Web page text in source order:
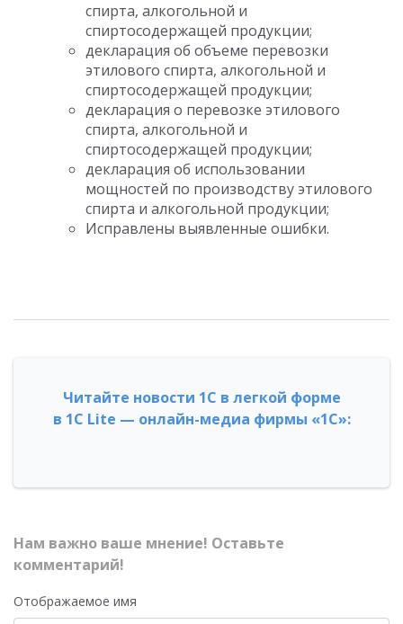
спирта, алкогольной и
спиртосодержащей продукции;
декларация об объеме перевозки
этилового спирта, алкогольной и
спиртосодержащей продукции;
декларация о перевозке этилового
спирта, алкогольной и
спиртосодержащей продукции;
декларация об использовании
мощностей по производству этилового
спирта и алкогольной продукции;
Исправлены выявленные ошибки.
Читайте новости 1С в легкой форме
в 1С Lite — онлайн-медиа фирмы «1С»:
Нам важно ваше мнение! Оставьте
комментарий!
Отображаемое имя